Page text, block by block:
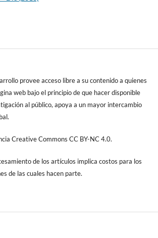
provee acceso libre a su contenido a quienes
web bajo el principio de que hacer disponible
al público, apoya a un mayor intercambio
Creative Commons CC BY-NC 4.0.
de los artículos implica costos para los
de las cuales hacen parte.